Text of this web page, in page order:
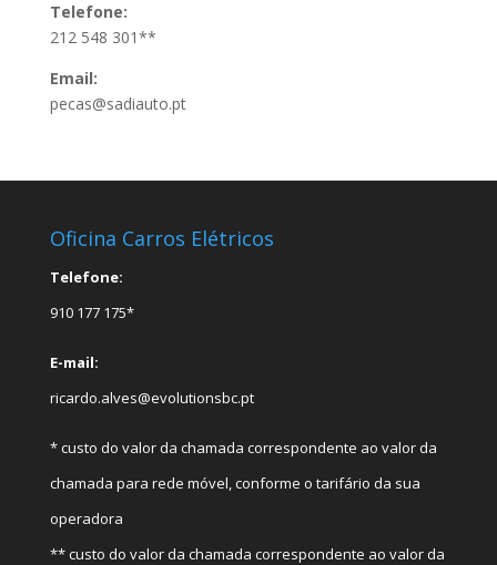
Telefone:
212 548 301**
Email:
pecas@sadiauto.pt
Oficina Carros Elétricos
Telefone:
910 177 175*
E-mail:
ricardo.alves@evolutionsbc.pt
* custo do valor da chamada correspondente ao valor da
chamada para rede móvel, conforme o tarifário da sua
operadora
** custo do valor da chamada correspondente ao valor da